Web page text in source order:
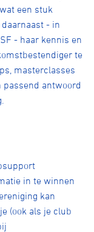
een stuk
- in
- haar kennis en
te
masterclasses
passend antwoord
in te winnen
kan
(ook als je club